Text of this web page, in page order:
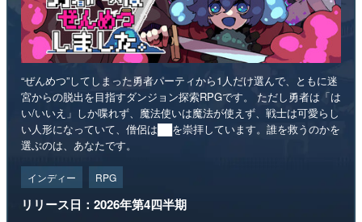
“ぜんめつ”してしまった勇者パーティから1人だけ選んで、ともに迷
宮からの脱出を目指すダンジョン探索RPGです。 ただし勇者は「は
い/いいえ」しか喋れず、魔法使いは魔法が使えず、戦士は可愛らし
い人形になっていて、僧侶は██を崇拝しています。誰を救うのかを
選ぶのは、あなたです。
インディー RPG
リリース日：2026年第4四半期